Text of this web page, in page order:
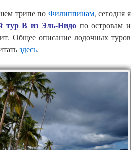
трипе по Филиппинам, сегодня я
тур В из Эль-Нидо по островам и
Общее описание лодочных туров
здесь.